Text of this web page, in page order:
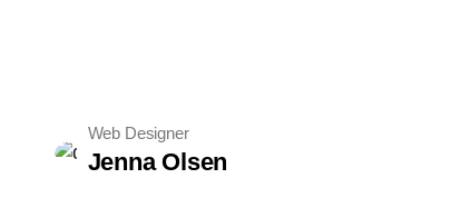
Web Designer
Jenna Olsen